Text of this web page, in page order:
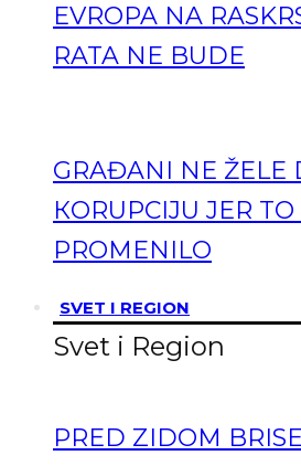
EVROPA NA
RATA NE BUDE
GRAĐANI NE ŽELE
КORUPCIJU JER
PROMENILO
SVET I REGION
Svet i Region
PRED ZIDOM